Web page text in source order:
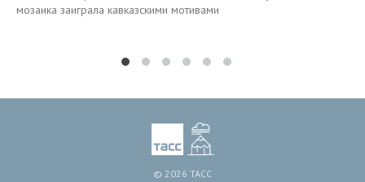
мозаика заиграла кавказскими мотивами
© 2026 ТАСС